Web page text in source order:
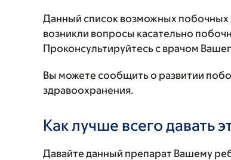
Данный список возможных побочных
возникли вопросы касательно
Проконсультируйтесь с врачом
Вы можете сообщить о развитии
здравоохранения.
Как лучше всего давать
Давайте данный препарат Вашему